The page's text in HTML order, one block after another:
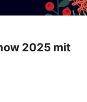
2025 mit